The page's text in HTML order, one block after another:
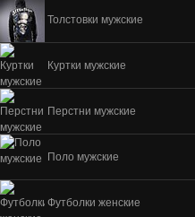
Толстовки мужские
Куртки мужские
Перстни мужские
Поло мужские
Футболки женские